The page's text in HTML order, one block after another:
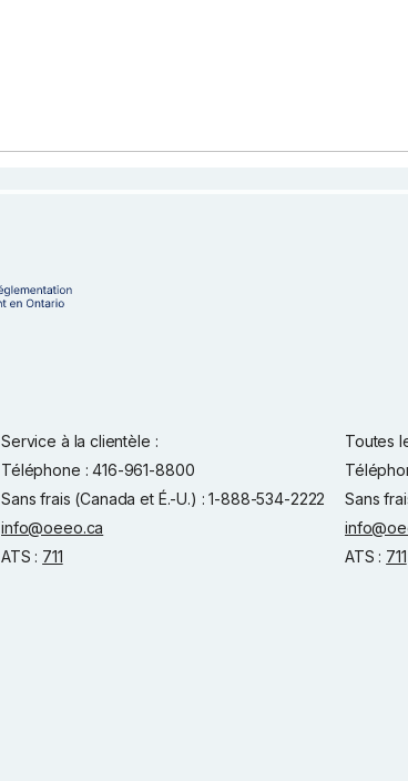
Service à la clientèle :
Téléphone : 416-961-8800
Sans frais (Canada et É.-U.) : 1-888-534-2222
info@oeeo.ca
ATS : 711
Toutes
Sans
ATS : 711